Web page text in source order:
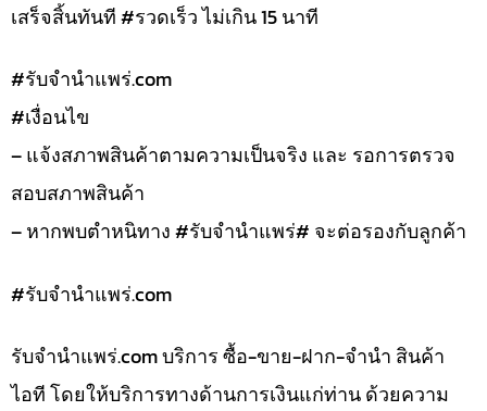
เสร็จสิ้นทันที #รวดเร็ว ไม่เกิน 15 นาที
#รับจํานําแพร่.com
#เงื่อนไข
– แจ้งสภาพสินค้าตามความเป็นจริง และ รอการตรวจ
สอบสภาพสินค้า
– หากพบตำหนิทาง #รับจำนำแพร่# จะต่อรองกับลูกค้า
#รับจํานําแพร่.com
รับจํานําแพร่.com บริการ ซื้อ-ขาย-ฝาก-จำนำ สินค้า
ไอที โดยให้บริการทางด้านการเงินแก่ท่าน ด้วยความ